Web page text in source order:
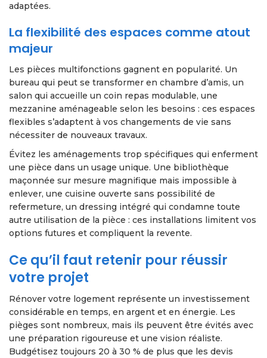
adaptées.
La flexibilité des espaces comme atout
majeur
Les pièces multifonctions gagnent en popularité. Un
bureau qui peut se transformer en chambre d’amis, un
salon qui accueille un coin repas modulable, une
mezzanine aménageable selon les besoins : ces espaces
flexibles s’adaptent à vos changements de vie sans
nécessiter de nouveaux travaux.
Évitez les aménagements trop spécifiques qui enferment
une pièce dans un usage unique. Une bibliothèque
maçonnée sur mesure magnifique mais impossible à
enlever, une cuisine ouverte sans possibilité de
refermeture, un dressing intégré qui condamne toute
autre utilisation de la pièce : ces installations limitent vos
options futures et compliquent la revente.
Ce qu’il faut retenir pour réussir
votre projet
Rénover votre logement représente un investissement
considérable en temps, en argent et en énergie. Les
pièges sont nombreux, mais ils peuvent être évités avec
une préparation rigoureuse et une vision réaliste.
Budgétisez toujours 20 à 30 % de plus que les devis